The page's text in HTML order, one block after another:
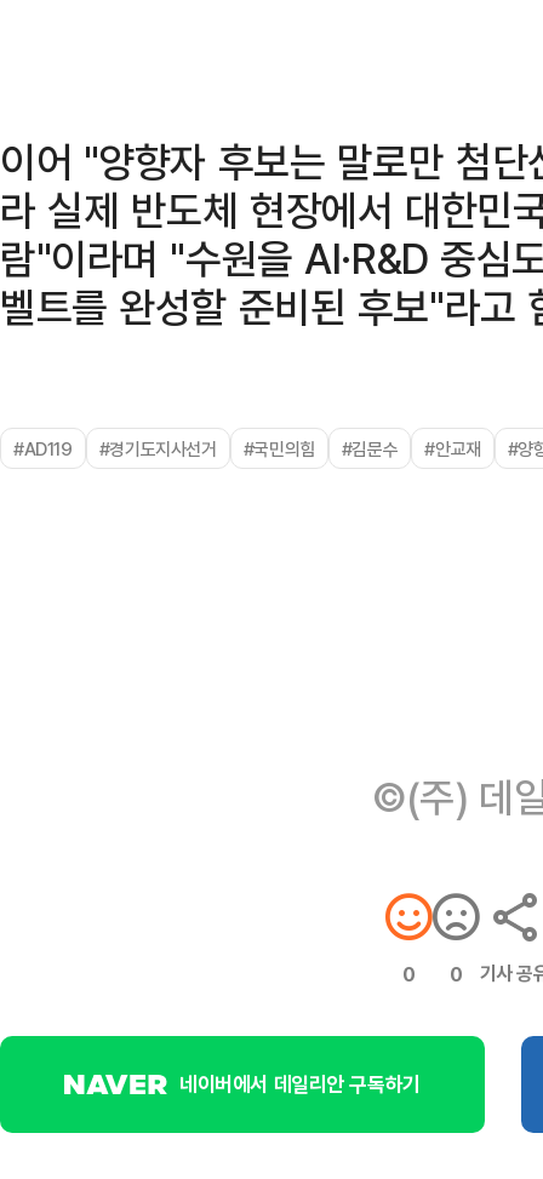
이어 "양향자 후보는 말로만 첨
라 실제 반도체 현장에서 대한민
람"이라며 "수원을 AI·R&D 중심
벨트를 완성할 준비된 후보"라고
#AD119 #경기도지사선거 #국민의힘 #김문수 #안교재 #양
©(주) 데
0 0 기사 공
네이버에서 데일리안 구독하기